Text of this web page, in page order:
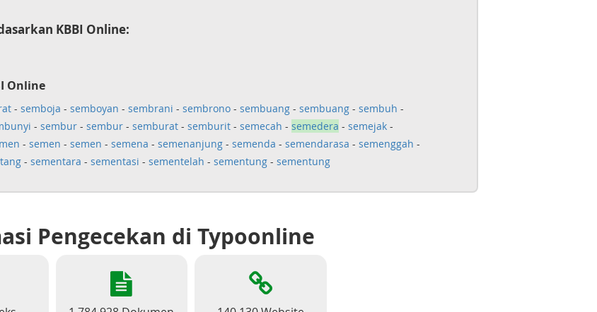
KBBI Online:
Online
- semboja - semboyan - sembrani - sembrono- sembuang- sembuang- sembuh -
- sembur- sembur- semburat- semburit- semecah - semedera - semejak-
- semen - semen - semena - semenanjung- semenda - semendarasa - semenggah -
- sementara - sementasi - sementelah - sementung- sementung
Pengecekan di Typoonline